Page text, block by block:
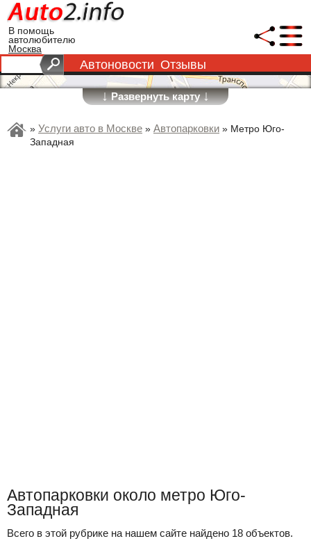
В помощь
автолюбителю
Москва
Автоновости Отзывы
↓Развернуть карту↓
» Услуги авто в Москве » Автопарковки » Метро Юго-
Западная
Автопарковки около метро Юго-
Западная
Всего в этой рубрике на нашем сайте найдено 18 объектов.